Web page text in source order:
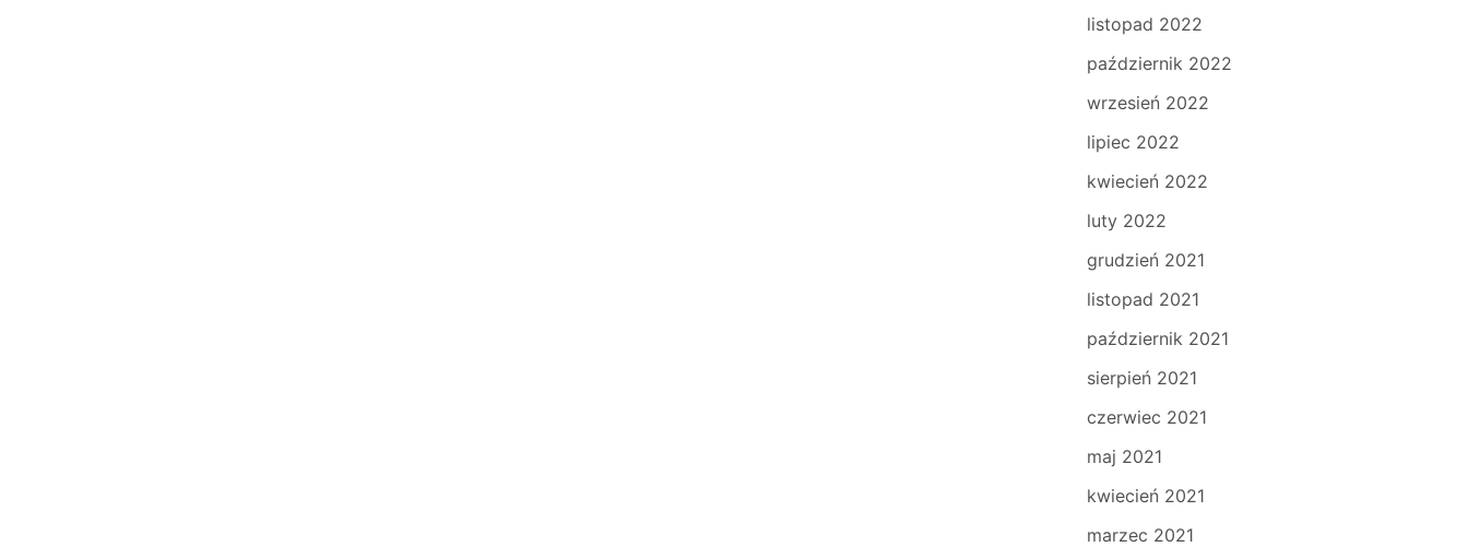
listopad 2022
październik 2022
wrzesień 2022
lipiec 2022
kwiecień 2022
luty 2022
grudzień 2021
listopad 2021
październik 2021
sierpień 2021
czerwiec 2021
maj 2021
kwiecień 2021
marzec 2021